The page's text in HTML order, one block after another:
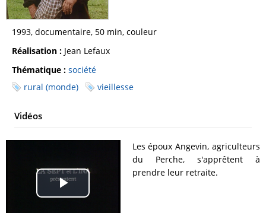
1993, documentaire, 50 min, couleur
Réalisation : Jean Lefaux
Thématique : société
rural (monde)
vieillesse
Vidéos
Play
Les époux Angevin, agriculteurs
du Perche, s'apprêtent à
prendre leur retraite.